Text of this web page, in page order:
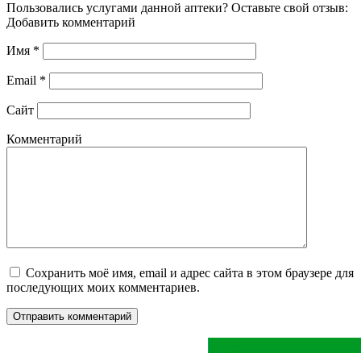
Пользовались услугами данной аптеки? Оставьте свой отзыв:
Добавить комментарий
Имя *
Email *
Сайт
Комментарий
Сохранить моё имя, email и адрес сайта в этом браузере для
последующих моих комментариев.